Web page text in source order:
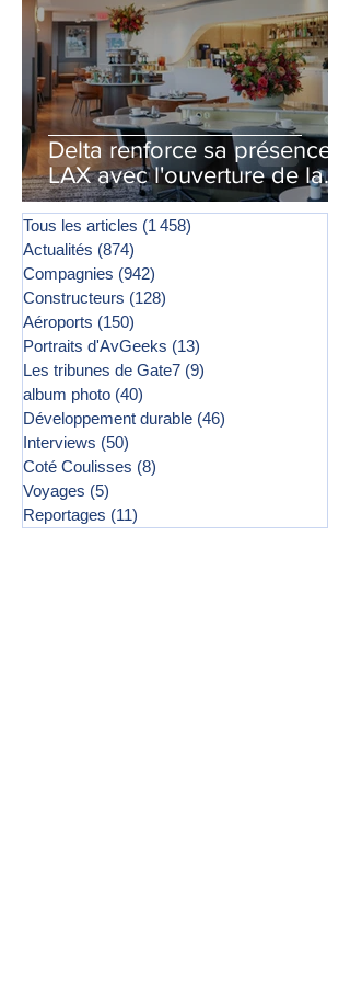
Delta renforce sa présence à
LAX avec l'ouverture de la
première phase d'un second
salon Delta One
Tous les articles (1 458)
Actualités (874)
Compagnies (942)
Constructeurs (128)
Aéroports (150)
Portraits d'AvGeeks (13)
Les tribunes de Gate7 (9)
album photo (40)
Développement durable (46)
Interviews (50)
Coté Coulisses (8)
Voyages (5)
Reportages (11)